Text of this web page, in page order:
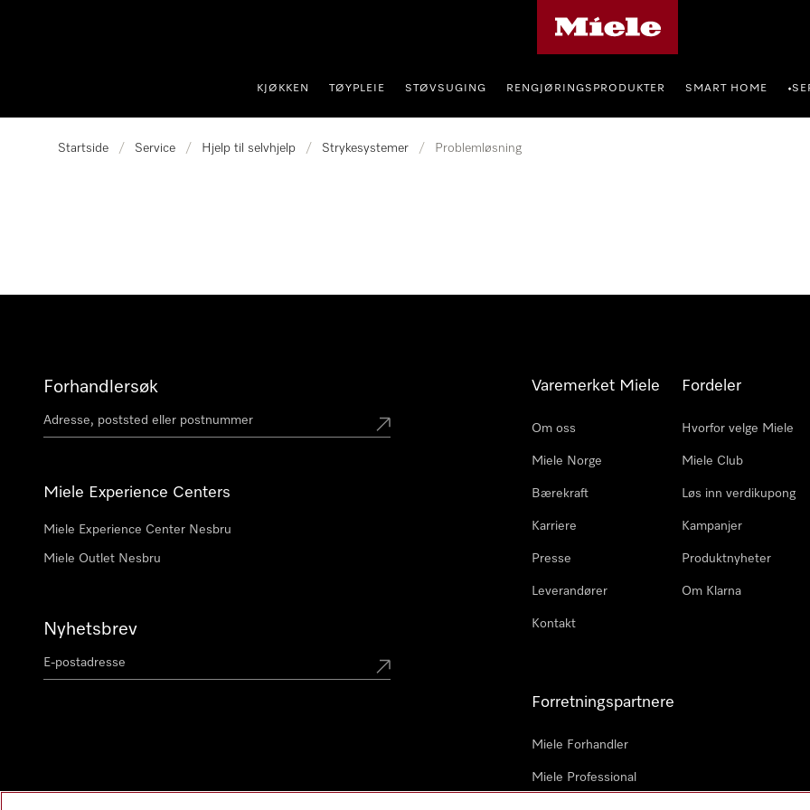
KJØKKEN TØYPLEIE STØVSUGING RENGJØRINGSPRODUKTER SMART HOME •
Startside / Service / Hjelp til selvhjelp / Strykesystemer / Problemløsning
Forhandlersøk
Miele Experience Centers
Miele Experience Center Nesbru
Miele Outlet Nesbru
Nyhetsbrev
Varemerket Miele
Om oss
Miele Norge
Bærekraft
Karriere
Presse
Leverandører
Kontakt
Fordeler
Hvorfor velge Miele
Miele Club
Løs inn verdikupong
Kampanjer
Produktnyheter
Om Klarna
Forretningspartnere
Miele Forhandler
Miele Professional